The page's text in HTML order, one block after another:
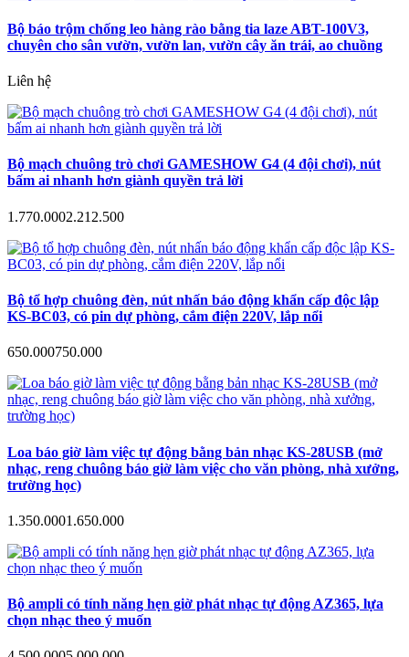
Bộ báo trộm chống leo hàng rào bằng tia laze ABT-100V3,
chuyên cho sân vườn, vườn lan, vườn cây ăn trái, ao chuồng
Liên hệ
Bộ mạch chuông trò chơi GAMESHOW G4 (4 đội chơi), nút
bấm ai nhanh hơn giành quyền trả lời
1.770.0002.212.500
Bộ tổ hợp chuông đèn, nút nhấn báo động khẩn cấp độc lập
KS-BC03, có pin dự phòng, cắm điện 220V, lắp nổi
650.000750.000
Loa báo giờ làm việc tự động bằng bản nhạc KS-28USB (mở
nhạc, reng chuông báo giờ làm việc cho văn phòng, nhà xưởng,
trường học)
1.350.0001.650.000
Bộ ampli có tính năng hẹn giờ phát nhạc tự động AZ365, lựa
chọn nhạc theo ý muốn